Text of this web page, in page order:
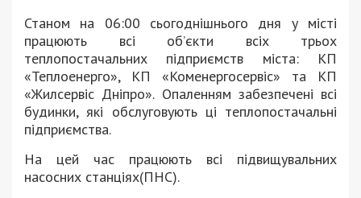
Станом на 06:00 сьогоднішнього дня у місті
працюють всі об’єкти всіх трьох
теплопостачальних підприємств міста: КП
«Теплоенерго», КП «Коменергосервіс» та КП
«Жилсервіс Дніпро». Опаленням забезпечені всі
будинки, які обслуговують ці теплопостачальні
підприємства.
На цей час працюють всі підвищувальних
насосних станціях(ПНС).